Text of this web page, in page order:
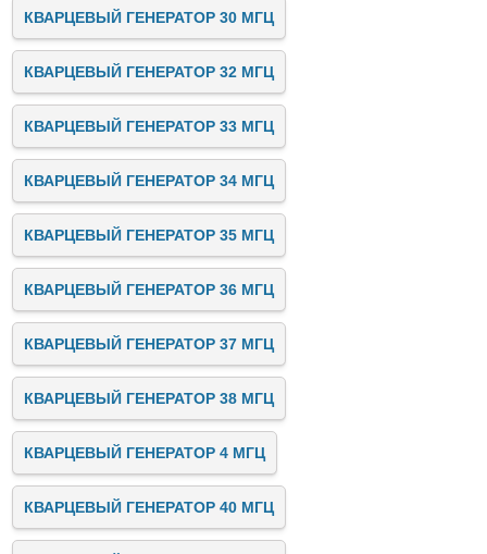
КВАРЦЕВЫЙ ГЕНЕРАТОР 30 МГЦ
КВАРЦЕВЫЙ ГЕНЕРАТОР 32 МГЦ
КВАРЦЕВЫЙ ГЕНЕРАТОР 33 МГЦ
КВАРЦЕВЫЙ ГЕНЕРАТОР 34 МГЦ
КВАРЦЕВЫЙ ГЕНЕРАТОР 35 МГЦ
КВАРЦЕВЫЙ ГЕНЕРАТОР 36 МГЦ
КВАРЦЕВЫЙ ГЕНЕРАТОР 37 МГЦ
КВАРЦЕВЫЙ ГЕНЕРАТОР 38 МГЦ
КВАРЦЕВЫЙ ГЕНЕРАТОР 4 МГЦ
КВАРЦЕВЫЙ ГЕНЕРАТОР 40 МГЦ